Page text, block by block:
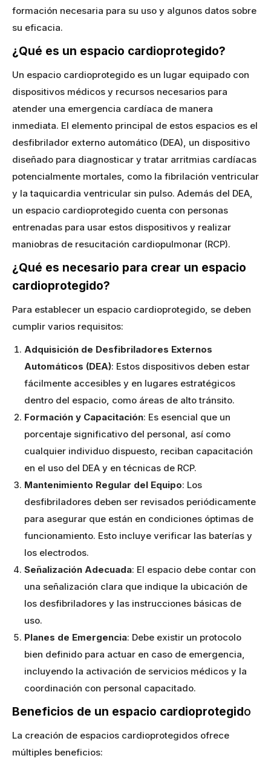
formación necesaria para su uso y algunos datos sobre
su eficacia.
¿Qué es un espacio cardioprotegido?
Un espacio cardioprotegido es un lugar equipado con
dispositivos médicos y recursos necesarios para
atender una emergencia cardíaca de manera
inmediata. El elemento principal de estos espacios es el
desfibrilador externo automático (DEA), un dispositivo
diseñado para diagnosticar y tratar arritmias cardíacas
potencialmente mortales, como la fibrilación ventricular
y la taquicardia ventricular sin pulso. Además del DEA,
un espacio cardioprotegido cuenta con personas
entrenadas para usar estos dispositivos y realizar
maniobras de resucitación cardiopulmonar (RCP).
¿Qué es necesario para crear un espacio
cardioprotegido?
Para establecer un espacio cardioprotegido, se deben
cumplir varios requisitos:
Adquisición de Desfibriladores Externos
Automáticos (DEA): Estos dispositivos deben estar
fácilmente accesibles y en lugares estratégicos
dentro del espacio, como áreas de alto tránsito.
Formación y Capacitación: Es esencial que un
porcentaje significativo del personal, así como
cualquier individuo dispuesto, reciban capacitación
en el uso del DEA y en técnicas de RCP.
Mantenimiento Regular del Equipo: Los
desfibriladores deben ser revisados periódicamente
para asegurar que están en condiciones óptimas de
funcionamiento. Esto incluye verificar las baterías y
los electrodos.
Señalización Adecuada: El espacio debe contar con
una señalización clara que indique la ubicación de
los desfibriladores y las instrucciones básicas de
uso.
Planes de Emergencia: Debe existir un protocolo
bien definido para actuar en caso de emergencia,
incluyendo la activación de servicios médicos y la
coordinación con personal capacitado.
Beneficios de un espacio cardioprotegido
La creación de espacios cardioprotegidos ofrece
múltiples beneficios: